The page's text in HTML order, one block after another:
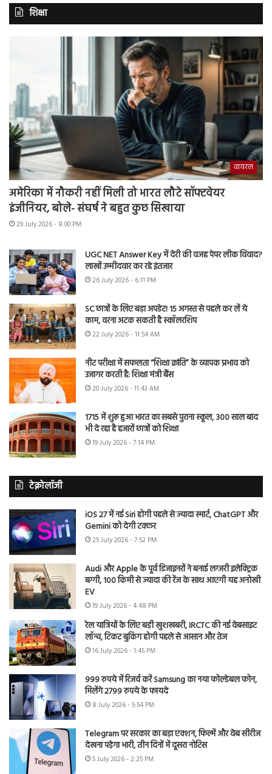
शिक्षा
वायरल
अमेरिका में नौकरी नहीं मिली तो भारत लौटे सॉफ्टवेयर
इंजीनियर, बोले- संघर्ष ने बहुत कुछ सिखाया
29 July 2026 - 8:00 PM
UGC NET Answer Key में देरी की वजह पेपर लीक विवाद?
लाखों उम्मीदवार कर रहे इंतजार
26 July 2026 - 6:11 PM
SC छात्रों के लिए बड़ा अपडेट! 15 अगस्त से पहले कर लें ये
काम, वरना अटक सकती है स्कॉलरशिप
22 July 2026 - 11:54 AM
नीट परीक्षा में सफलता “शिक्षा क्रांति” के व्यापक प्रभाव को
उजागर करती है: शिक्षा मंत्री बैंस
20 July 2026 - 11:43 AM
1715 में शुरू हुआ भारत का सबसे पुराना स्कूल, 300 साल बाद
भी दे रहा है हजारों छात्रों को शिक्षा
19 July 2026 - 7:14 PM
टेक्नोलॉजी
iOS 27 में नई Siri होगी पहले से ज्यादा स्मार्ट, ChatGPT और
Gemini को देगी टक्कर
25 July 2026 - 7:52 PM
Audi और Apple के पूर्व डिजाइनरों ने बनाई लग्जरी इलेक्ट्रिक
बग्गी, 100 किमी से ज्यादा की रेंज के साथ आएगी यह अनोखी
EV
19 July 2026 - 4:48 PM
रेल यात्रियों के लिए बड़ी खुशखबरी, IRCTC की नई वेबसाइट
लॉन्च, टिकट बुकिंग होगी पहले से आसान और तेज
16 July 2026 - 1:45 PM
999 रुपये में रिजर्व करें Samsung का नया फोल्डेबल फोन,
मिलेंगे 2799 रुपये के फायदे
8 July 2026 - 5:54 PM
Telegram पर सरकार का बड़ा एक्शन, फिल्में और वेब सीरीज
देखना पड़ेगा भारी, तीन दिनों में दूसरा नोटिस
5 July 2026 - 2:25 PM